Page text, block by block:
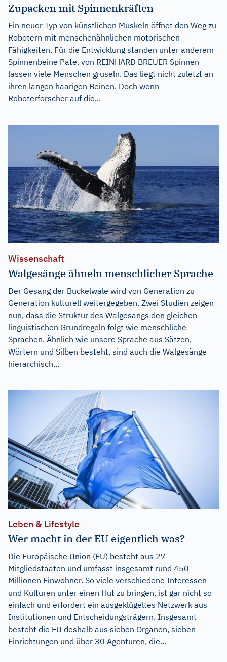
Zupacken mit Spinnenkräften
Ein neuer Typ von künstlichen Muskeln öffnet den Weg zu
Robotern mit menschenähnlichen motorischen
Fähigkeiten. Für die Entwicklung standen unter anderem
Spinnenbeine Pate. von REINHARD BREUER Spinnen
lassen viele Menschen gruseln. Das liegt nicht zuletzt an
ihren langen haarigen Beinen. Doch wenn
Roboterforscher auf die...
Wissenschaft
Walgesänge ähneln menschlicher Sprache
Der Gesang der Buckelwale wird von Generation zu
Generation kulturell weitergegeben. Zwei Studien zeigen
nun, dass die Struktur des Walgesangs den gleichen
linguistischen Grundregeln folgt wie menschliche
Sprachen. Ähnlich wie unsere Sprache aus Sätzen,
Wörtern und Silben besteht, sind auch die Walgesänge
hierarchisch...
Leben & Lifestyle
Wer macht in der EU eigentlich was?
Die Europäische Union (EU) besteht aus 27
Mitgliedstaaten und umfasst insgesamt rund 450
Millionen Einwohner. So viele verschiedene Interessen
und Kulturen unter einen Hut zu bringen, ist gar nicht so
einfach und erfordert ein ausgeklügeltes Netzwerk aus
Institutionen und Entscheidungsträgern. Insgesamt
besteht die EU deshalb aus sieben Organen, sieben
Einrichtungen und über 30 Agenturen, die...